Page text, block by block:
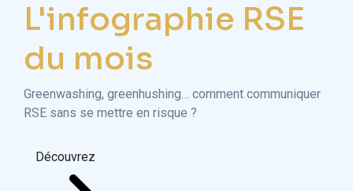
L'infographie RSE
du mois
Greenwashing, greenhushing… comment communiquer
RSE sans se mettre en risque ?
Découvrez